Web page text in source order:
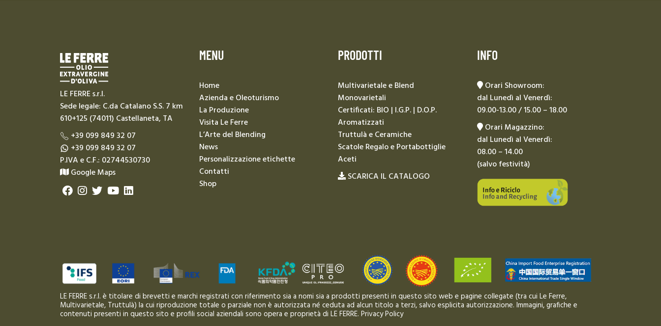
LE FERRE s.r.l.
Sede legale: C.da Catalano S.S. 7 km
610+125 (74011) Castellaneta, TA
+39 099 849 32 07
+39 099 849 32 07
P.IVA e C.F.: 02744530730
Google Maps
MENU
Home
Azienda e Oleoturismo
La Produzione
Visita Le Ferre
L’Arte del Blending
News
Personalizzazione etichette
Contatti
Shop
PRODOTTI
Multivarietale e Blend
Monovarietali
Certificati: BIO | I.G.P. | D.O.P.
Aromatizzati
Truttulà e Ceramiche
Scatole Regalo e Portabottiglie
Aceti
SCARICA IL CATALOGO
INFO
Orari Showroom:
dal Lunedì al Venerdì:
09.00-13.00 / 15.00 – 18.00
Orari Magazzino:
dal Lunedì al Venerdì:
08.00 – 14.00
(salvo festività)
LE FERRE s.r.l. è titolare di brevetti e marchi registrati con riferimento sia a nomi sia a prodotti presenti in questo sito web e pagine collegate (tra cui Le Ferre,
Multivarietale, Truttulà) la cui riproduzione totale o parziale non è autorizzata né ceduta ad alcun titolo a terzi, salvo esplicita autorizzazione. Immagini, grafiche e
contenuti presenti in questo sito e profili social aziendali sono opera e proprietà di LE FERRE. Privacy Policy